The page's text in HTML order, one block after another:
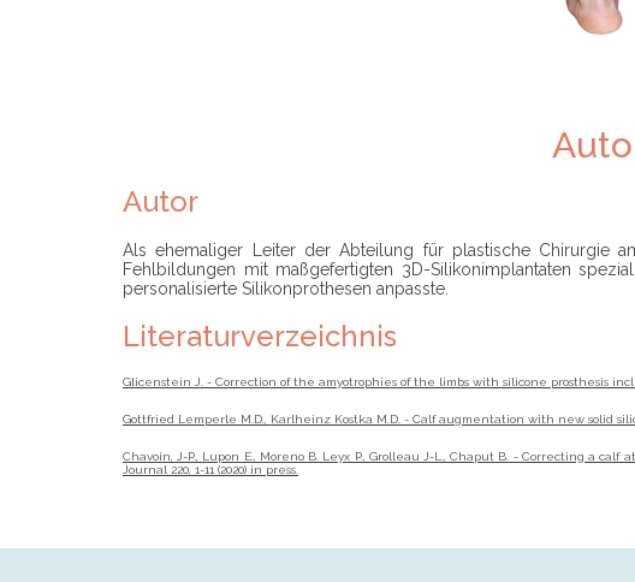
Autor
Als ehemaliger Leiter der Abteilung für plastische Chirurgie
Fehlbildungen mit maßgefertigten 3D-Silikonimplantaten
personalisierte Silikonprothesen anpasste.
Literaturverzeichnis
Glicenstein J. - Correction of the amyotrophies of the limbs with silicone prosthesis
Gottfried Lemperle M.D., Karlheinz Kostka M.D. - Calf augmentation with new solid
Chavoin, J-P., Lupon E., Moreno B. Leyx P., Grolleau J-L., Chaput B. - Correcting a
Journal 220, 1-11 (2020) in press.